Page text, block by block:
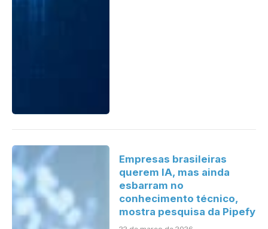
Empresas brasileiras
querem IA, mas ainda
esbarram no
conhecimento técnico,
mostra pesquisa da Pipefy